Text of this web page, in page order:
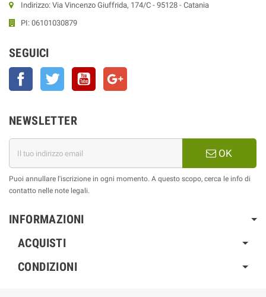
Indirizzo: Via Vincenzo Giuffrida, 174/C - 95128 - Catania
PI: 06101030879
SEGUICI
Facebook Twitter YouTube
NEWSLETTER
OK
Puoi annullare l'iscrizione in ogni momento. A questo scopo, cerca le info di
contatto nelle note legali.
INFORMAZIONI
ACQUISTI
CONDIZIONI